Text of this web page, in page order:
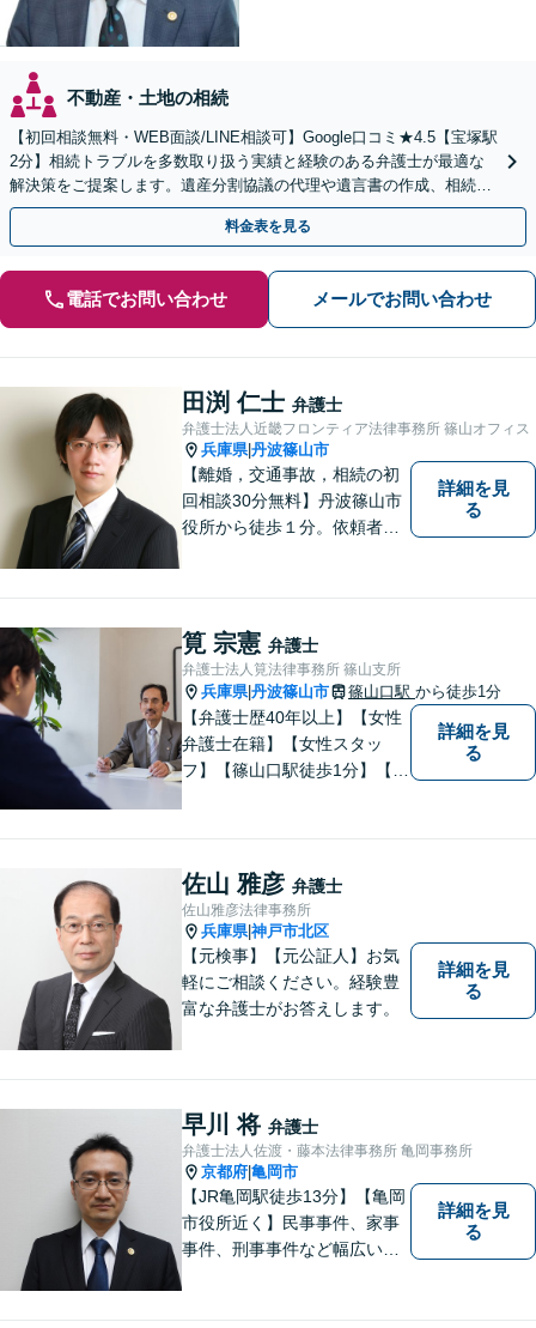
不動産・土地の相続
【初回相談無料・WEB面談/LINE相談可】Google口コミ★4.5【宝塚駅
2分】相続トラブルを多数取り扱う実績と経験のある弁護士が最適な
解決策をご提案します。遺産分割協議の代理や遺言書の作成、相続放
棄はお任せください【地域密着】
料金表を見る
電話でお問い合わせ メールでお問い合わせ
田渕 仁士 弁護士
弁護士法人近畿フロンティア法律事務所 篠山オフィス
兵庫県|丹波篠山市
【離婚，交通事故，相続の初
回相談30分無料】丹波篠山市
役所から徒歩１分。依頼者の
的な助言を行います。相談メ
モ無料。受任後はチャット連
携可。
詳細を見
る
筧 宗憲 弁護士
弁護士法人筧法律事務所 篠山支所
兵庫県|丹波篠山市 篠山口駅 から徒歩1分
【弁護士歴40年以上】【女性
弁護士在籍】【女性スタッ
フ】【篠山口駅徒歩1分】【夜
談ください。様々な悩みや不
安に寄り添い、お抱えの問題
の迅速かつ適切な解決を目指
します。
詳細を見
る
佐山 雅彦 弁護士
佐山雅彦法律事務所
兵庫県|神戸市北区
【元検事】【元公証人】お気
軽にご相談ください。経験豊
富な弁護士がお答えします。
詳細を見
る
早川 将 弁護士
弁護士法人佐渡・藤本法律事務所 亀岡事務所
京都府 亀岡市
【JR亀岡駅徒歩13分】【亀岡
市役所近く】民事事件、家事
事件、刑事事件など幅広い分
詳細を見
る